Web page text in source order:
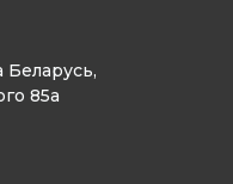
Беларусь,
85а